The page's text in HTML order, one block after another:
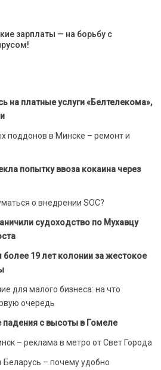
зарплаты — на борьбу с
на платные услуги «Белтелекома»,
поддонов в Минске – ремонт и
попытку ввоза кокаина через
о внедрении SOC?
судоходство по Мухавцу
19 лет колонии за жестокое
для малого бизнеса: на что
очередь
падения с высоты в Гомеле
– реклама в метро от Свет Города
Беларусь – почему удобно